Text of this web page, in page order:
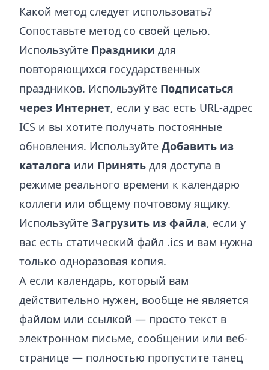
Какой метод следует использовать?
Сопоставьте метод со своей целью.
Используйте Праздники для
повторяющихся государственных
праздников. Используйте Подписаться
через Интернет, если у вас есть URL-адрес
ICS и вы хотите получать постоянные
обновления. Используйте Добавить из
каталога или Принять для доступа в
режиме реального времени к календарю
коллеги или общему почтовому ящику.
Используйте Загрузить из файла, если у
вас есть статический файл .ics и вам нужна
только одноразовая копия.
А если календарь, который вам
действительно нужен, вообще не является
файлом или ссылкой — просто текст в
электронном письме, сообщении или веб-
странице — полностью пропустите танец